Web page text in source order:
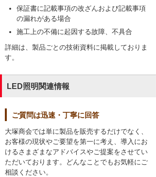
保証書に記載事項の改ざんおよび記載事項
の漏れがある場合
施工上の不備に起因する故障、不具合
詳細は、製品ごとの技術資料に掲載しておりま
す。
LED照明関連情報
ご質問は迅速・丁寧に回答
大塚商会では単に製品を販売するだけでなく、
お客様の現状やご要望を第一に考え、導入にお
けるさまざまなアドバイスやご提案をさせてい
ただいております。どんなことでもお気軽にご
相談ください。